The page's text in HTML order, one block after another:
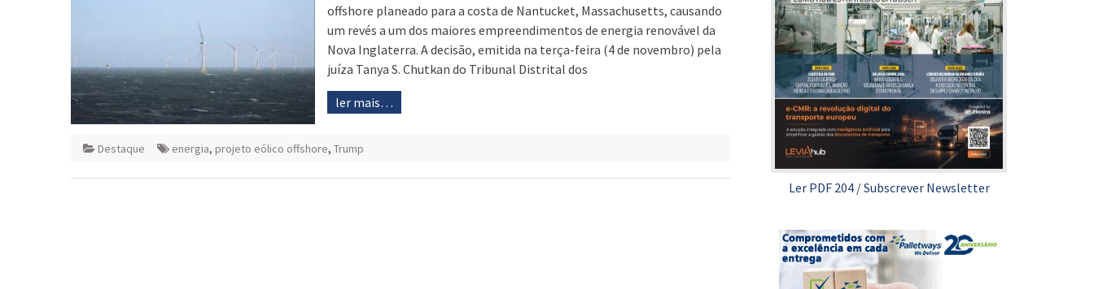
offshore planeado para a costa de Nantucket, Massachusetts, causando
um revés a um dos maiores empreendimentos de energia renovável da
Nova Inglaterra. A decisão, emitida na terça-feira (4 de novembro) pela
juíza Tanya S. Chutkan do Tribunal Distrital dos
ler mais…
Destaque energia, projeto eólico offshore, Trump
Ler PDF 204/Subscrever Newsletter